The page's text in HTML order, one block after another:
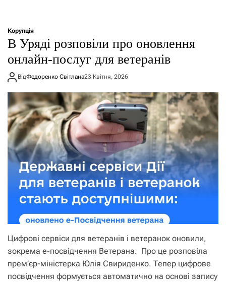
Корупція
В Уряді розповіли про оновлення
онлайн-послуг для ветеранів
ВідФедоренко Світлана23 Квітня, 2026
Цифрові сервіси для ветеранів і ветеранок оновили,
зокрема е-посвідчення Ветерана. Про це розповіла
прем’єр-міністерка Юлія Свириденко. Тепер цифрове
посвідчення формується автоматично на основі запису